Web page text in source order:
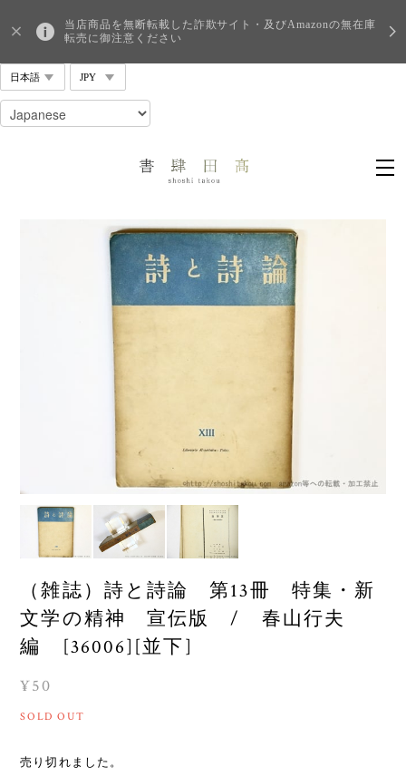
当店商品を無断転載した詐欺サイト・及びAmazonの無在庫
転売に御注意ください
（雑誌）詩と詩論 第13冊 特集・新
文学の精神 宣伝版 / 春山行夫
編 [36006][並下]
¥50
SOLD OUT
売り切れました。